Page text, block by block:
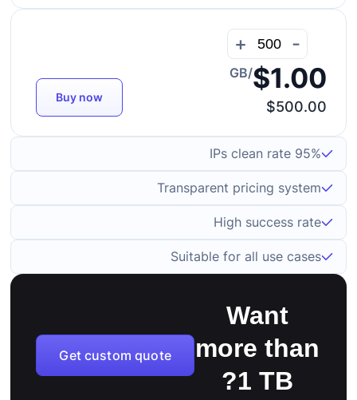
-
+
$1.00
/GB
$500.00
Buy now
95% IPs clean rate
Transparent pricing system
High success rate
Suitable for all use cases
Want
more than
1 TB?
Get custom quote